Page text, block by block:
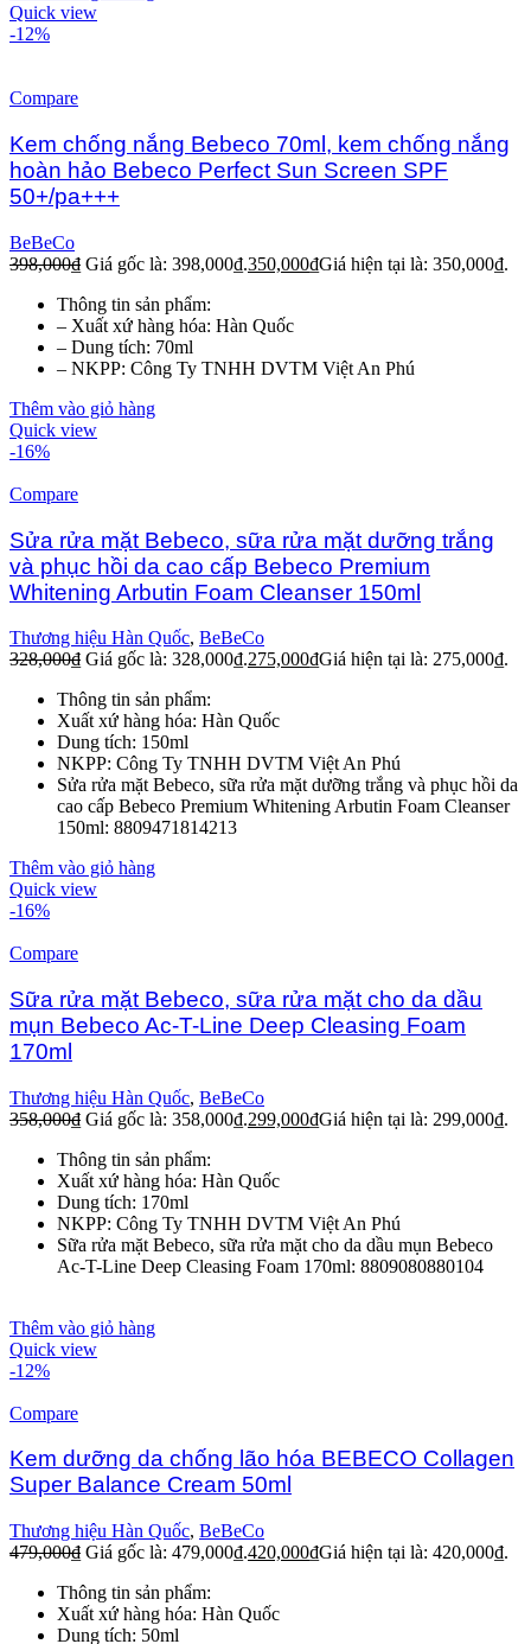
Quick view
-12%
Compare
Kem chống nắng Bebeco 70ml, kem chống nắng
hoàn hảo Bebeco Perfect Sun Screen SPF
50+/pa+++
BeBeCo
398,000₫ Giá gốc là: 398,000₫.350,000₫Giá hiện tại là: 350,000₫.
Thông tin sản phẩm:
– Xuất xứ hàng hóa: Hàn Quốc
– Dung tích: 70ml
– NKPP: Công Ty TNHH DVTM Việt An Phú
Thêm vào giỏ hàng
Quick view
-16%
Compare
Sửa rửa mặt Bebeco, sữa rửa mặt dưỡng trắng
và phục hồi da cao cấp Bebeco Premium
Whitening Arbutin Foam Cleanser 150ml
Thương hiệu Hàn Quốc, BeBeCo
328,000₫ Giá gốc là: 328,000₫.275,000₫Giá hiện tại là: 275,000₫.
Thông tin sản phẩm:
Xuất xứ hàng hóa: Hàn Quốc
Dung tích: 150ml
NKPP: Công Ty TNHH DVTM Việt An Phú
Sửa rửa mặt Bebeco, sữa rửa mặt dưỡng trắng và phục hồi da
cao cấp Bebeco Premium Whitening Arbutin Foam Cleanser
150ml: 8809471814213
Thêm vào giỏ hàng
Quick view
-16%
Compare
Sữa rửa mặt Bebeco, sữa rửa mặt cho da dầu
mụn Bebeco Ac-T-Line Deep Cleasing Foam
170ml
Thương hiệu Hàn Quốc, BeBeCo
358,000₫ Giá gốc là: 358,000₫.299,000₫Giá hiện tại là: 299,000₫.
Thông tin sản phẩm:
Xuất xứ hàng hóa: Hàn Quốc
Dung tích: 170ml
NKPP: Công Ty TNHH DVTM Việt An Phú
Sữa rửa mặt Bebeco, sữa rửa mặt cho da dầu mụn Bebeco
Ac-T-Line Deep Cleasing Foam 170ml: 8809080880104
Thêm vào giỏ hàng
Quick view
-12%
Compare
Kem dưỡng da chống lão hóa BEBECO Collagen
Super Balance Cream 50ml
Thương hiệu Hàn Quốc, BeBeCo
479,000₫ Giá gốc là: 479,000₫.420,000₫Giá hiện tại là: 420,000₫.
Thông tin sản phẩm:
Xuất xứ hàng hóa: Hàn Quốc
Dung tích: 50ml